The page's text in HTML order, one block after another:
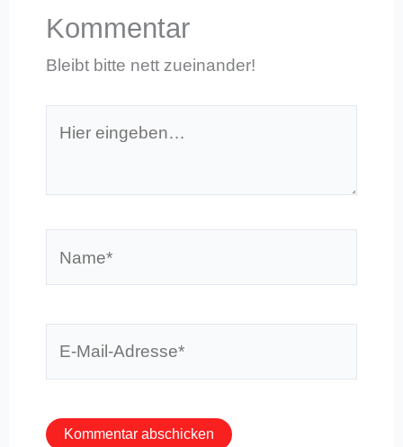
Kommentar
Bleibt bitte nett zueinander!
eingeben…